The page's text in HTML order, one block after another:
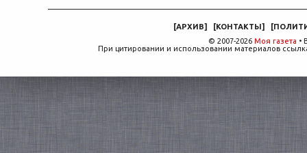
[АРХИВ] [КОНТАКТЫ] [
© 2007-2026 Моя газета •
При цитировании и использовании материалов